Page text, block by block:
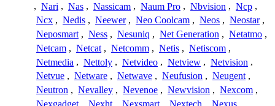
, Nari , Nas , Nassicam , Naum Pro , Nbvision , Ncp ,
Ncx , Nedis , Neewer , Neo Coolcam , Neos , Neostar ,
Neposmart , Ness , Nesuniq , Net Generation , Netatmo ,
Netcam , Netcat , Netcomm , Netis , Netiscom ,
Netmedia , Nettoly , Netvideo , Netview , Netvision ,
Netvue , Netware , Netwave , Neufusion , Neugent ,
Neutron , Nevalley , Nevenoe , Newvision , Nexcom ,
Nexgadget , Nexht , Nexsmart , Nextech , Nexus ,